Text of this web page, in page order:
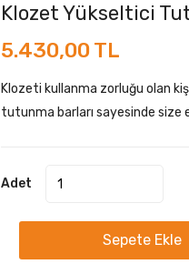
Klozet Yükseltici
5.430,00 TL
Klozeti kullanma zorluğu olan
tutunma barları sayesinde size
Adet
Sepete Ekle